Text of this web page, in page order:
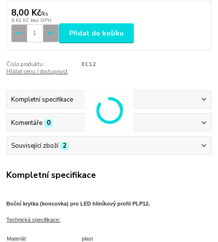
8,00 Kč/ks
6,61 Kč bez DPH
Přidat do košíku
Číslo produktu:
EC12
Hlídat cenu / dostupnost
Kompletní specifikace
Komentáře 0
Související zboží 2
Kompletní specifikace
Boční krytka (koncovka) pro LED hliníkový profil PLP12.
Technická specifikace:
Materiál: plast